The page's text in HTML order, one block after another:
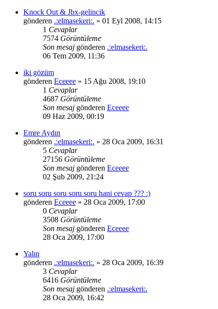
Knock Out & Jbx-gelincik
gönderen .:elmasekeri:. » 01 Eyl 2008, 14:15
1 Cevaplar
7574 Görüntüleme
Son mesaj gönderen .:elmasekeri:.
06 Tem 2009, 11:36
iki gözüm
gönderen Eceeee » 15 Ağu 2008, 19:10
1 Cevaplar
4687 Görüntüleme
Son mesaj gönderen Eceeee
09 Haz 2009, 00:19
Emre Aydın
gönderen .:elmasekeri:. » 28 Oca 2009, 16:31
5 Cevaplar
27156 Görüntüleme
Son mesaj gönderen Eceeee
02 Şub 2009, 21:24
soru soru soru soru soru hani cevap ??? :)
gönderen Eceeee » 28 Oca 2009, 17:00
0 Cevaplar
3508 Görüntüleme
Son mesaj gönderen Eceeee
28 Oca 2009, 17:00
Yalın
gönderen .:elmasekeri:. » 28 Oca 2009, 16:39
3 Cevaplar
6416 Görüntüleme
Son mesaj gönderen .:elmasekeri:.
28 Oca 2009, 16:42